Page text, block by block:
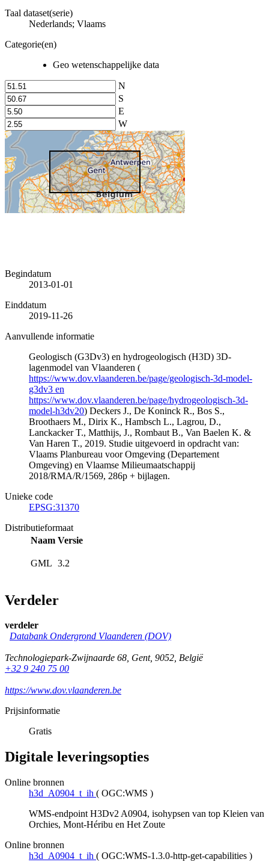
Taal dataset(serie)
Nederlands; Vlaams
Categorie(en)
Geo wetenschappelijke data
N
S
E
W
Begindatum
2013-01-01
Einddatum
2019-11-26
Aanvullende informatie
Geologisch (G3Dv3) en hydrogeologisch (H3D) 3D-
lagenmodel van Vlaanderen (
https://www.dov.vlaanderen.be/page/geologisch-3d-model-
g3dv3 en
https://www.dov.vlaanderen.be/page/hydrogeologisch-3d-
model-h3dv20) Deckers J., De Koninck R., Bos S.,
Broothaers M., Dirix K., Hambsch L., Lagrou, D.,
Lanckacker T., Matthijs, J., Rombaut B., Van Baelen K. &
Van Haren T., 2019. Studie uitgevoerd in opdracht van:
Vlaams Planbureau voor Omgeving (Departement
Omgeving) en Vlaamse Milieumaatschappij
2018/RMA/R/1569, 286p + bijlagen.
Unieke code
EPSG:31370
Distributieformaat
Naam Versie
GML 3.2
Verdeler
verdeler
Databank Ondergrond Vlaanderen (DOV)
Technologiepark-Zwijnaarde 68, Gent, 9052, België
+32 9 240 75 00
https://www.dov.vlaanderen.be
Prijsinformatie
Gratis
Digitale leveringsopties
Online bronnen
h3d_A0904_t_ih ( OGC:WMS )
WMS-endpoint H3Dv2 A0904, isohypsen van top Kleien van
Orchies, Mont-Héribu en Het Zoute
Online bronnen
h3d_A0904_t_ih ( OGC:WMS-1.3.0-http-get-capabilities )